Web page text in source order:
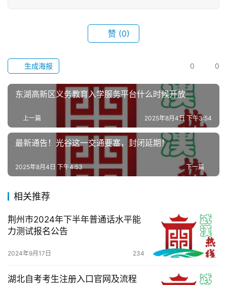
办
事
滚
活
百
科
技
赞 (0)
0 0
生成海报
东湖高新区义务教育入学服务平台什么时候开放
上一篇 2025年8月4日 下午3:54
最新通告！光谷这一交通要塞，封闭延期！
下一篇
2025年8月4日 下午4:53
相关推荐
荆州市2024年下半年普通话水平能
力测试报名公告
2024年9月17日 234
湖北自考考生注册入口官网及流程